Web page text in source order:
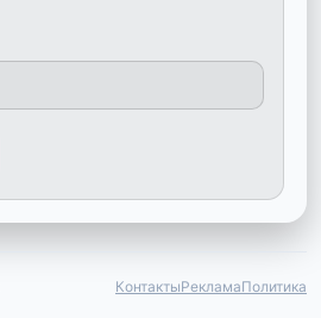
КонтактыРекламаПолитика